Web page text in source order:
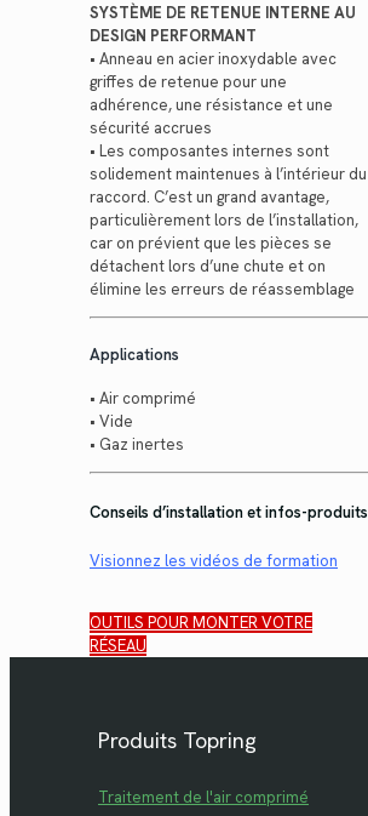
SYSTÈME DE RETENUE INTERNE AU
DESIGN PERFORMANT
• Anneau en acier inoxydable avec
griffes de retenue pour une
adhérence, une résistance et une
sécurité accrues
• Les composantes internes sont
solidement maintenues à l’intérieur du
raccord. C’est un grand avantage,
particulièrement lors de l’installation,
car on prévient que les pièces se
détachent lors d’une chute et on
élimine les erreurs de réassemblage
Applications
• Air comprimé
• Vide
• Gaz inertes
Conseils d’installation et infos-produits
Visionnez les vidéos de formation
OUTILS POUR MONTER VOTRE
RÉSEAU
Produits Topring
Traitement de l'air comprimé